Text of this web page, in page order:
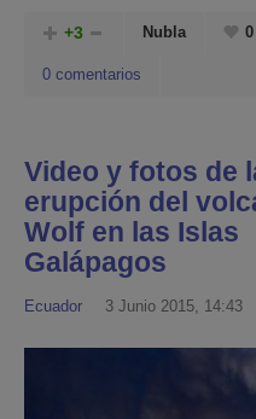
+3 Nubla 0
0 comentarios
Video y fotos de
erupción del
Wolf en las Islas
Galápagos
Ecuador 3 Junio 2015, 14:43